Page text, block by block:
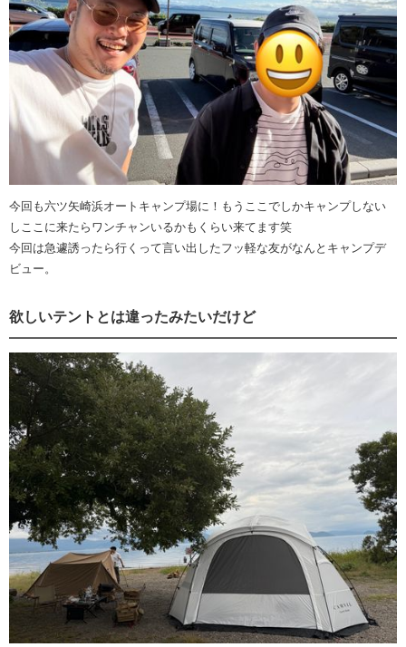
今回も六ツ矢崎浜オートキャンプ場に！もうここでしかキャンプしない
しここに来たらワンチャンいるかもくらい来てます笑
今回は急遽誘ったら行くって言い出したフッ軽な友がなんとキャンプデ
ビュー。
欲しいテントとは違ったみたいだけど